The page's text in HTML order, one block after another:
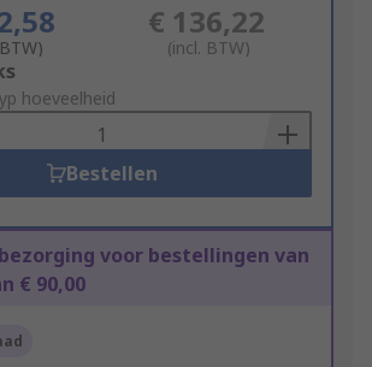
€ 136,22
(incl. BTW)
hoeveelheid
Bestellen
bezorging voor bestellingen van
€ 90,00